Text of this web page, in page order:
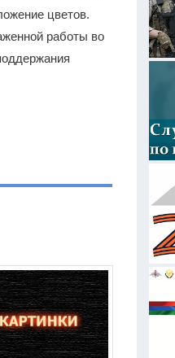
цветов.
работы во